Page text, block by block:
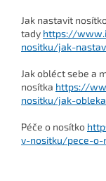
Jak nastavit
tady https://
nositku/jak-
Jak obléct sebe a
nosítka https://
nositku/jak-
Péče o nosítko
v-nositku/pece-